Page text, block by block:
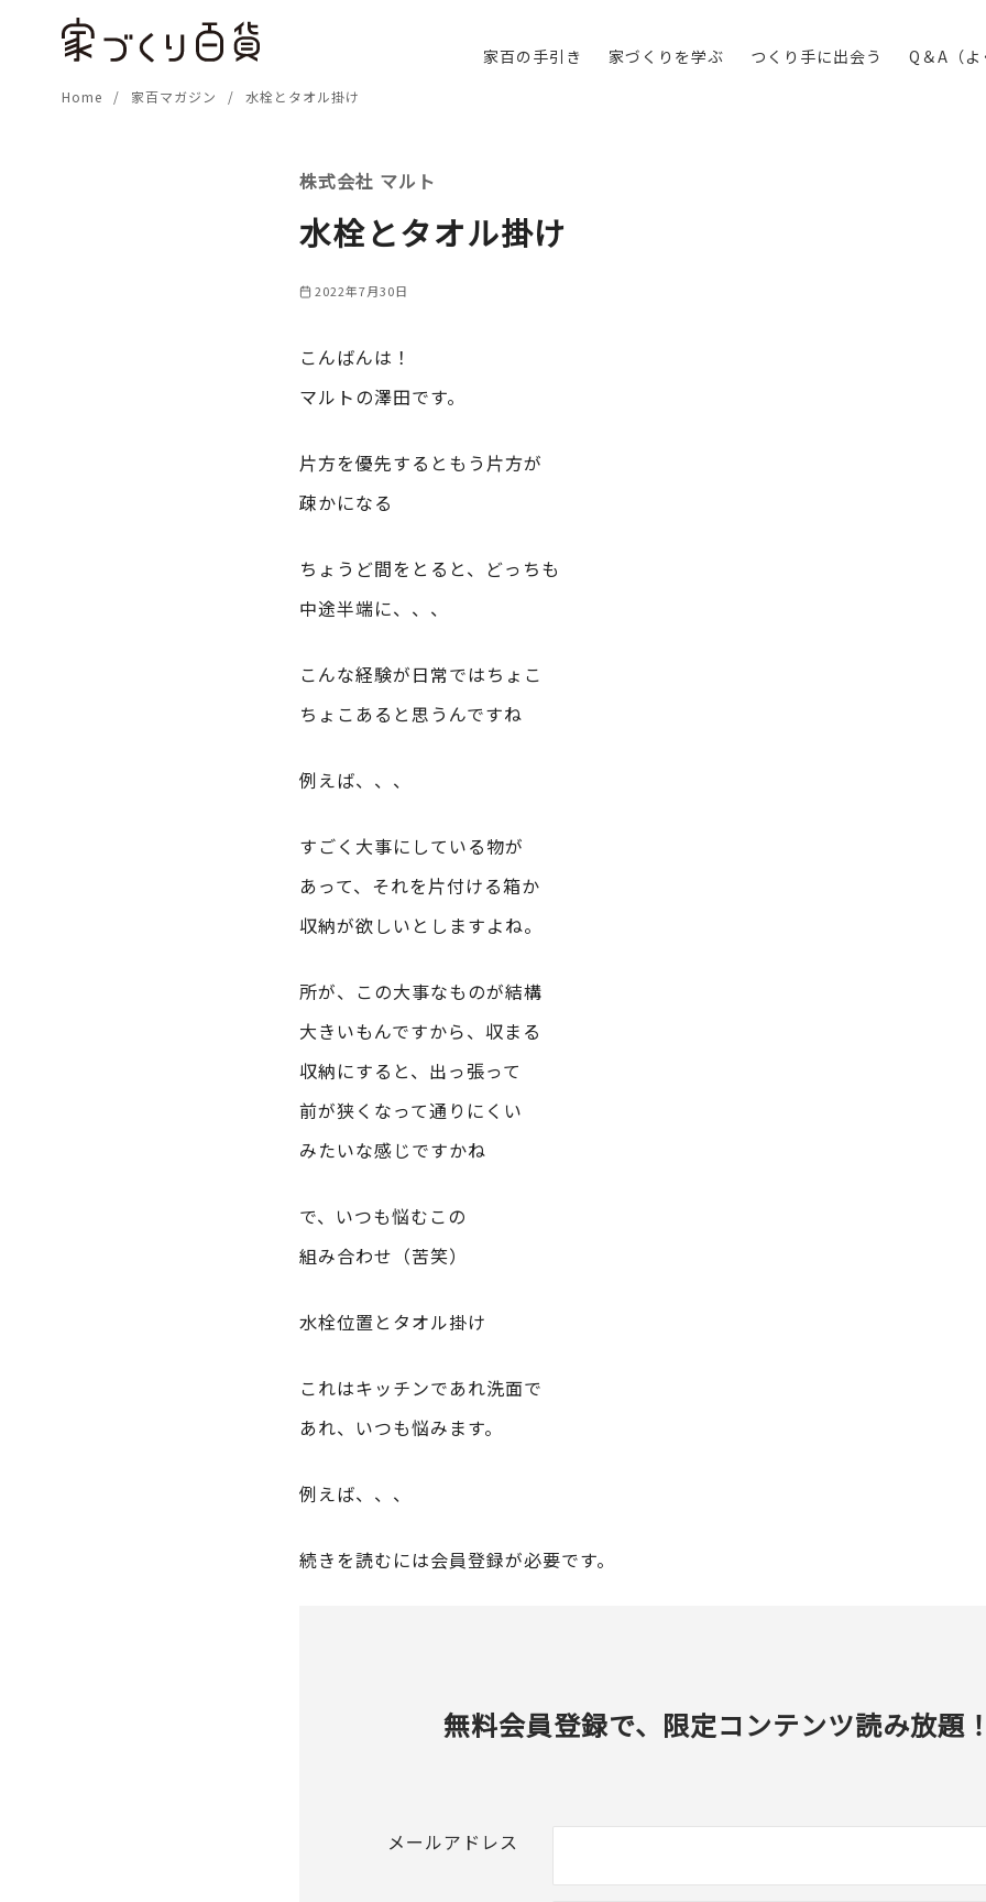
家百の手引き 家づくりを学ぶ つくり手に出会う Q＆A（
Home 家百マガジン 水栓とタオル掛け
株式会社 マルト
水栓とタオル掛け
2022年7月30日
こんばんは！
マルトの澤田です。
片方を優先するともう片方が
疎かになる
ちょうど間をとると、どっちも
中途半端に、、、
こんな経験が日常ではちょこ
ちょこあると思うんですね
例えば、、、
すごく大事にしている物が
あって、それを片付ける箱か
収納が欲しいとしますよね。
所が、この大事なものが結構
大きいもんですから、収まる
収納にすると、出っ張って
前が狭くなって通りにくい
みたいな感じですかね
で、いつも悩むこの
組み合わせ（苦笑）
水栓位置とタオル掛け
これはキッチンであれ洗面で
あれ、いつも悩みます。
例えば、、、
続きを読むには会員登録が必要です。
無料会員登録で、限定コンテンツ読み放題
メールアドレス